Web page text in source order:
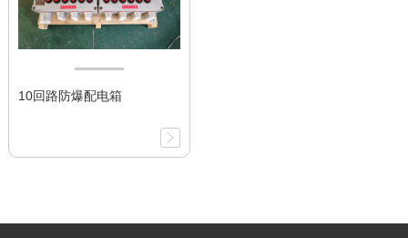
10回路防爆配电箱